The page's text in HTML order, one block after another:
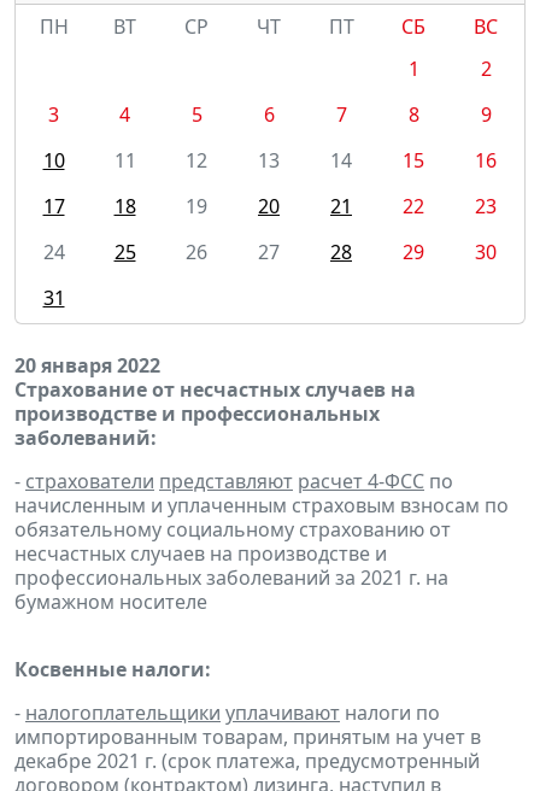
ПН
ВТ СР ЧТ ПТ СБ
ВС
1
2
3
4 5 6 7 8
9
10
11 12 13 14 15
16
17
18 19 20 21 22
23
24
25 26 27 28 29
30
31
20 января 2022
Страхование от несчастных случаев на
производстве и профессиональных
заболеваний:
- страхователи представляют расчет 4-ФСС по
начисленным и уплаченным страховым взносам по
обязательному социальному страхованию от
несчастных случаев на производстве и
профессиональных заболеваний за 2021 г. на
бумажном носителе
Косвенные налоги:
- налогоплательщики уплачивают налоги по
импортированным товарам, принятым на учет в
декабре 2021 г. (срок платежа, предусмотренный
договором (контрактом) лизинга, наступил в